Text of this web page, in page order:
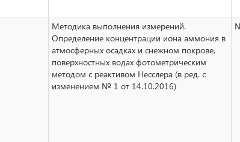
Методика выполнения измерений.
Определение концентрации иона аммония в
атмосферных осадках и снежном покрове,
поверхностных водах фотометрическим
методом с реактивом Несслера (в ред. с
изменением № 1 от 14.10.2016)